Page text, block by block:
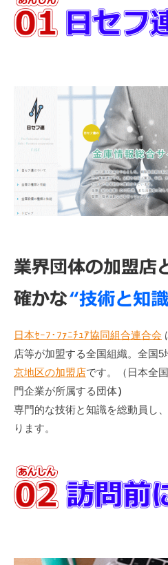
日本ｾｰﾌ･ﾌｧﾆﾁｭｱ協同組合連合会
店等が加盟する全国組織。全国
京地区の加盟店です。（日本全
門企業が所属する団体）
専門的な技術と知識を総動員し
ります。